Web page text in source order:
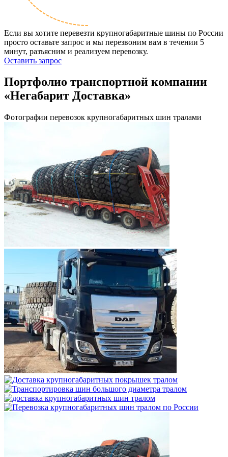
Если вы хотите перевезти крупногабаритные шины по России
просто оставьте запрос и мы перезвоним вам в течении 5
минут, разъясним и реализуем перевозку.
Оставить запрос
Портфолио транспортной компании
«Негабарит Доставка»
Фотографии перевозок крупногабаритных шин тралами